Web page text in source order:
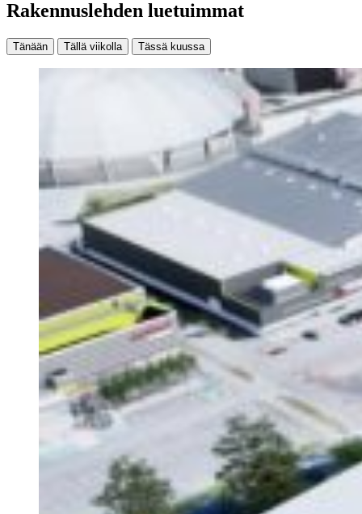
Rakennuslehden luetuimmat
Tänään Tällä viikolla Tässä kuussa